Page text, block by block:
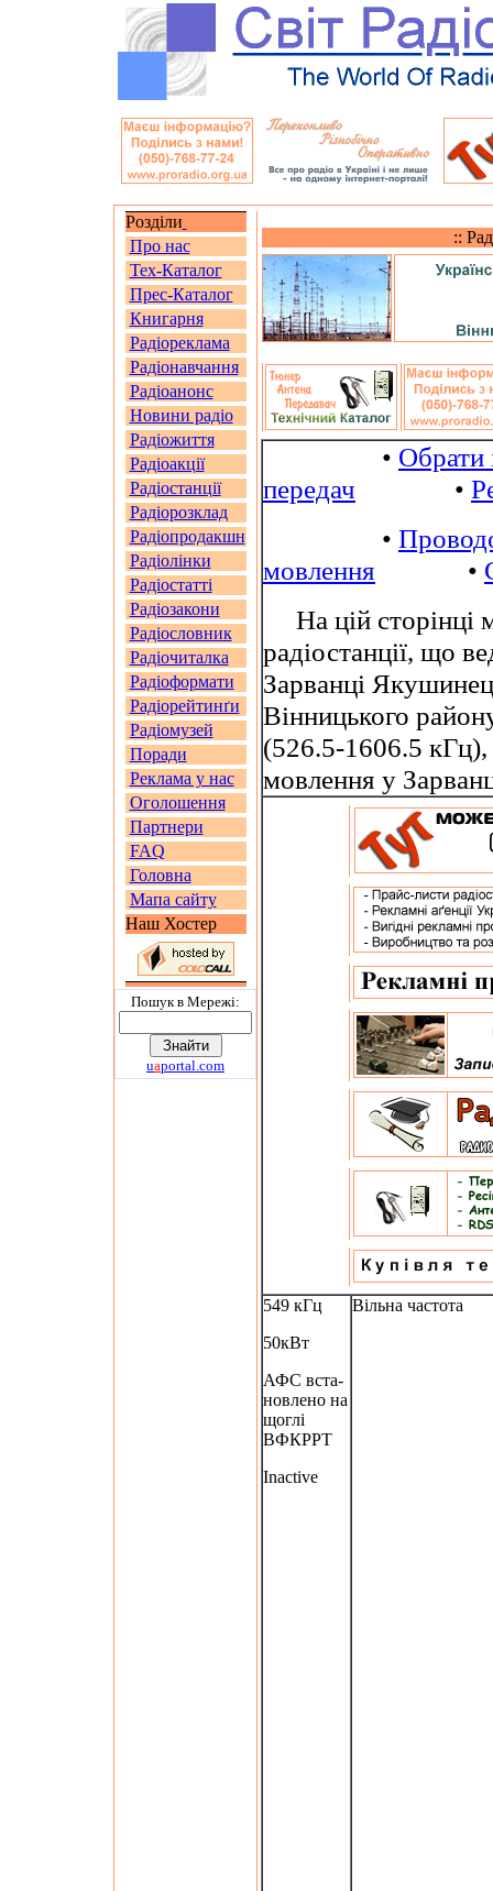
Розділи
Про нас
Тех-Каталог
Прес-Каталог
Книгарня
Радіореклама
Радіонавчання
Радіоанонс
Новини радіо
Радіожиття
Радіоакції
Радіостанції
Радіорозклад
Радіопродакшн
Радіолінки
Радіостатті
Радіозакони
Радіословник
Радіочиталка
Радіоформати
Радіорейтинґи
Радіомузей
Поради
Реклама у нас
Оголошення
Партнери
FAQ
Головна
Мапа сайту
Наш Хостер
Пошук в Мережi:
uaportal.com
::
• Обрати
передач •
•
мовлення •
На цій сторінці
радіостанції, що
Зарванці
Вінницького
(526.5-1606.5 кГц),
мовлення у
549 кГц
50кВт
АФС вста-
новлено на
щоглі
ВФКРРТ
Inactive
Вільна частота